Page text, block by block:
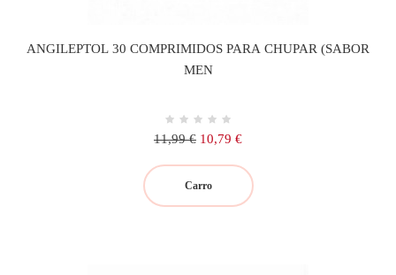
ANGILEPTOL 30 COMPRIMIDOS PARA CHUPAR (SABOR
MEN
Precio
11,99 € Precio
10,79 €
Carro